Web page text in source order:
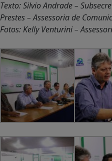
Texto: Silvio Andrade –
Prestes – Assessoria de
Fotos: Kelly Venturini –